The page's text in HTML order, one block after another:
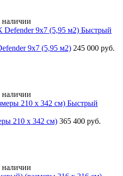
Быстрый
9х7 (5,95 м2) 245 000 руб.
Быстрый
210 х 342 см) 365 400 руб.